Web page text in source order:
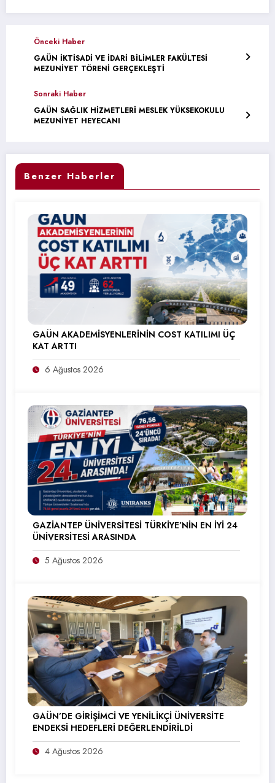
Önceki Haber
GAÜN İKTİSADİ VE İDARİ BİLİMLER FAKÜLTESİ
MEZUNİYET TÖRENİ GERÇEKLEŞTİ
Sonraki Haber
GAÜN SAĞLIK HİZMETLERİ MESLEK YÜKSEKOKULU
MEZUNİYET HEYECANI
Benzer Haberler
GAÜN AKADEMİSYENLERİNİN COST KATILIMI ÜÇ
KAT ARTTI
6 Ağustos 2026
GAZİANTEP ÜNİVERSİTESİ TÜRKİYE’NİN EN İYİ 24
ÜNİVERSİTESİ ARASINDA
5 Ağustos 2026
GAÜN’DE GİRİŞİMCİ VE YENİLİKÇİ ÜNİVERSİTE
ENDEKSİ HEDEFLERİ DEĞERLENDİRİLDİ
4 Ağustos 2026